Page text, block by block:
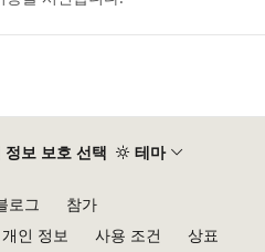
보 보호 선택 테마
로그
참가
인 정보 사용 조건 상표